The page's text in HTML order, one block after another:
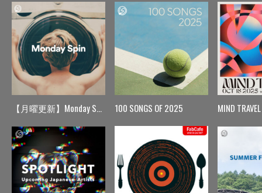
【月曜更新】Monday Spin 100 SONGS OF 2025 MIND TRAVEL